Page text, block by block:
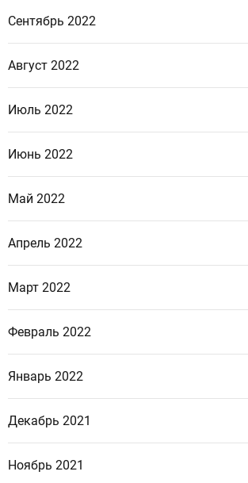
Сентябрь 2022
Август 2022
Июль 2022
Июнь 2022
Май 2022
Апрель 2022
Март 2022
Февраль 2022
Январь 2022
Декабрь 2021
Ноябрь 2021